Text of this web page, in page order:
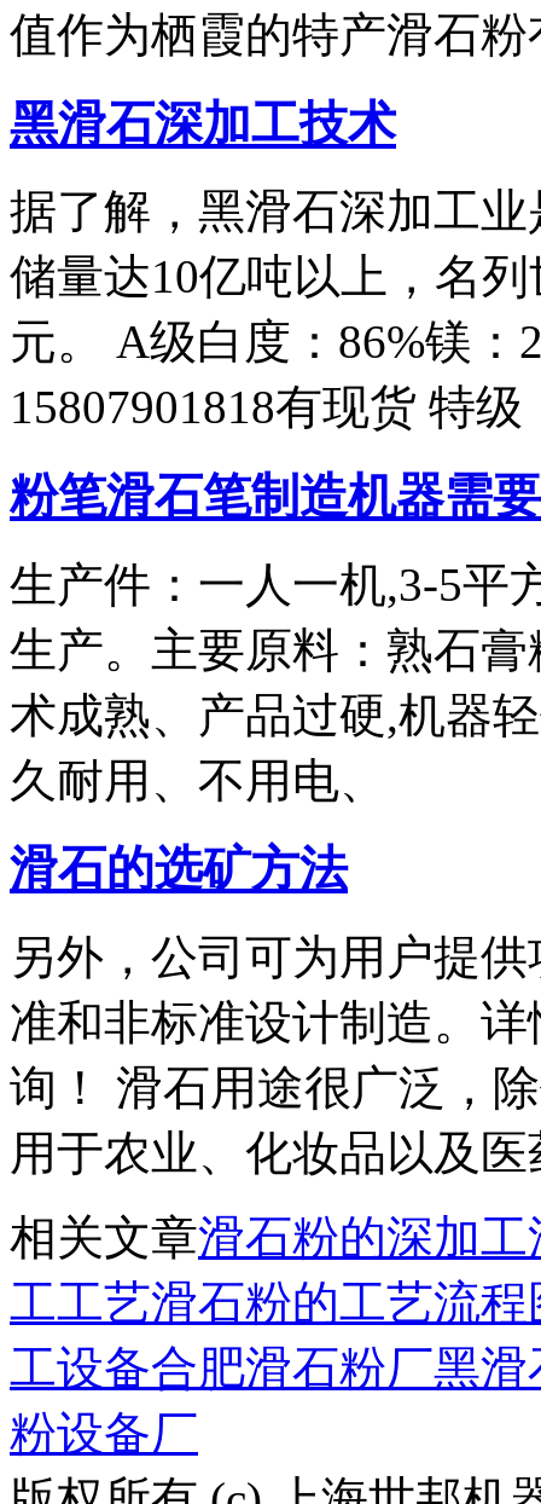
值作为栖霞的特产滑石粉
黑滑石深加工技术
据了解，黑滑石深加工
储量达10亿吨以上，名
元。 A级白度：86%镁：
15807901818有现货 特
粉笔滑石笔制造机器需
生产件：一人一机,3-5平
生产。主要原料：熟石
术成熟、产品过硬,机器
久耐用、不用电、
滑石的选矿方法
另外，公司可为用户提
准和非标准设计制造。
询！ 滑石用途很广泛，
用于农业、化妆品以及医
相关文章滑石粉的深加工
工工艺滑石粉的工艺流程
工设备合肥滑石粉厂黑滑
粉设备厂